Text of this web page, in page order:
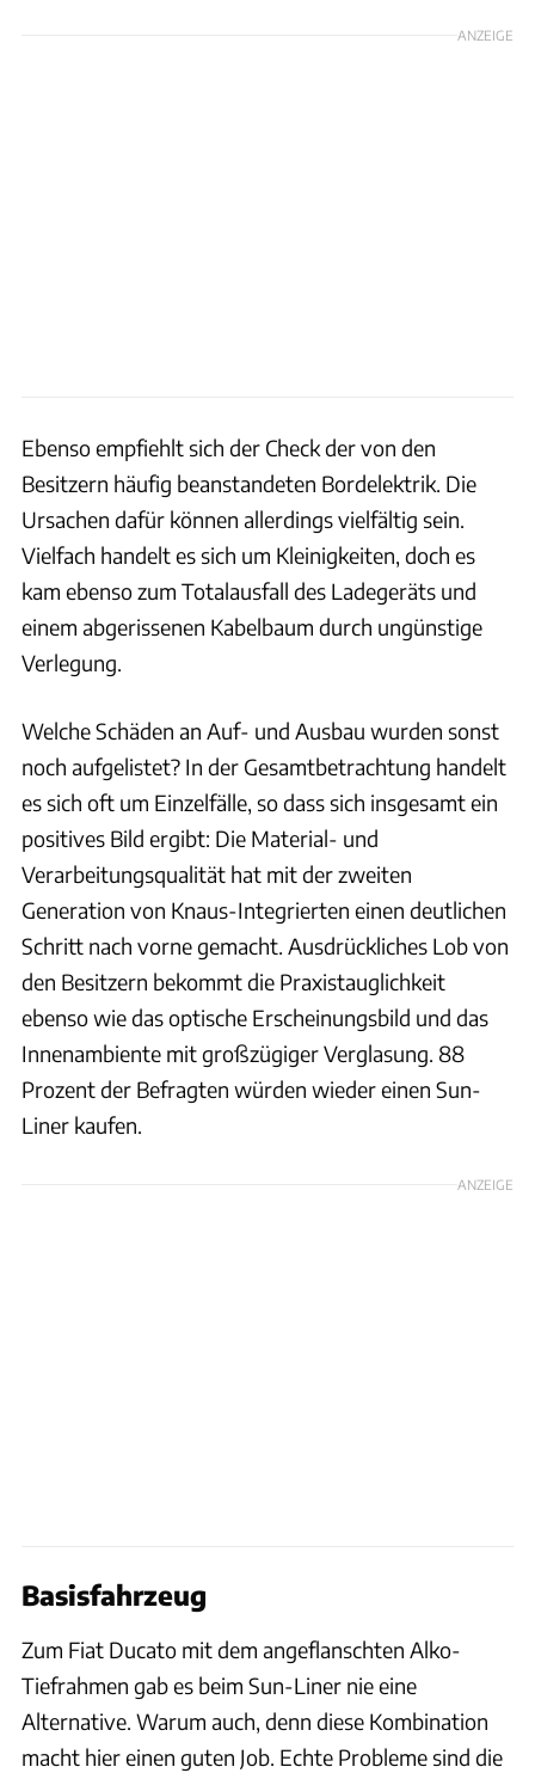
ANZEIGE
Ebenso empfiehlt sich der Check der von den
Besitzern häufig beanstandeten Bordelektrik. Die
Ursachen dafür können allerdings vielfältig sein.
Vielfach handelt es sich um Kleinigkeiten, doch es
kam ebenso zum Totalausfall des Ladegeräts und
einem abgerissenen Kabelbaum durch ungünstige
Verlegung.
Welche Schäden an Auf- und Ausbau wurden sonst
noch aufgelistet? In der Gesamtbetrachtung handelt
es sich oft um Einzelfälle, so dass sich insgesamt ein
positives Bild ergibt: Die Material- und
Verarbeitungsqualität hat mit der zweiten
Generation von Knaus-Integrierten einen deutlichen
Schritt nach vorne gemacht. Ausdrückliches Lob von
den Besitzern bekommt die Praxistauglichkeit
ebenso wie das optische Erscheinungsbild und das
Innenambiente mit großzügiger Verglasung. 88
Prozent der Befragten würden wieder einen Sun-
Liner kaufen.
ANZEIGE
Basisfahrzeug
Zum Fiat Ducato mit dem angeflanschten Alko-
Tiefrahmen gab es beim Sun-Liner nie eine
Alternative. Warum auch, denn diese Kombination
macht hier einen guten Job. Echte Probleme sind die